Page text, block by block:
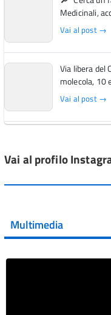
Medicinali,
Vai al post →
Via libera del
molecola, 10
Vai al post →
Vai al post →
Vai al post →
Vai al profilo
Multimedia